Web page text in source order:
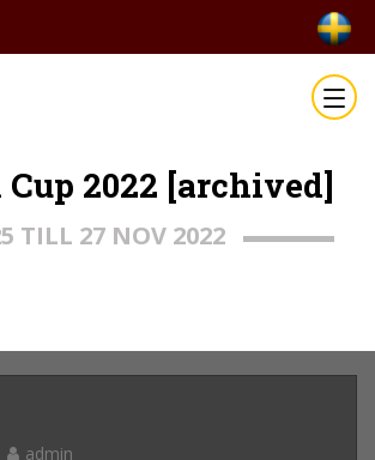
2022 [archived]
TILL 27 NOV 2022
admin